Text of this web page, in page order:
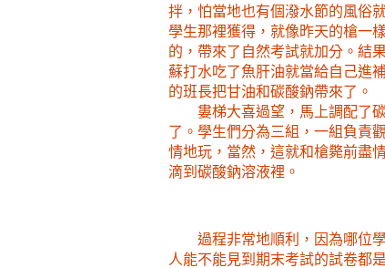
拌，怕當地也有個潑水節的風俗
學生那裡獲得，就像昨天的槍一
的，帶來了自然考試就加分。結
蘇打水吃了魚肝油就當給自己進
的班長把甘油和碳酸鈉帶來了。
婁梯大喜過望，馬上調配了
了。學生們分為三組，一組負責
情地玩，當然，這就和槍斃前盡
滴到碳酸鈉溶液裡。
過程非常地順利，因為哪位
人能不能見到期末考試的試卷都